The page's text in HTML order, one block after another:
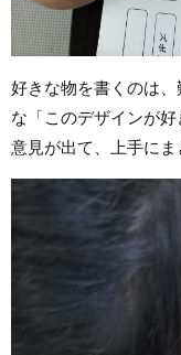
好きな物を書くのは
な「このデザインが
意見が出て、上手に